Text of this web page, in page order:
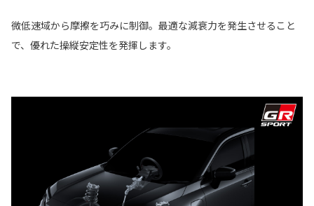
微低速域から摩擦を巧みに制御。最適な減衰力を発生させること
で、優れた操縦安定性を発揮します。